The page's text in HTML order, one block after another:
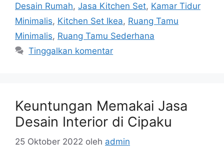
Desain Rumah, Jasa Kitchen Set, Kamar Tidur
Minimalis, Kitchen Set Ikea, Ruang Tamu
Minimalis, Ruang Tamu Sederhana
Tinggalkan komentar
Keuntungan Memakai Jasa
Desain Interior di Cipaku
25 Oktober 2022 oleh admin